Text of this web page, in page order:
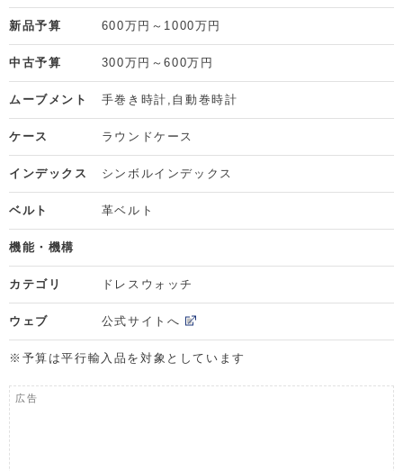
新品予算 600万円～1000万円
中古予算 300万円～600万円
ムーブメント 手巻き時計 自動巻時計
ケース ラウンドケース
インデックス シンボルインデックス
ベルト 革ベルト
機能・機構
カテゴリ ドレスウォッチ
ウェブ 公式サイトへ
※予算は平行輸入品を対象としています
広告